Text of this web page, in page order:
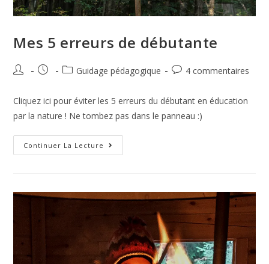
Mes 5 erreurs de débutante
Guidage pédagogique 4 commentaires
Cliquez ici pour éviter les 5 erreurs du débutant en éducation
par la nature ! Ne tombez pas dans le panneau :)
Continuer La Lecture